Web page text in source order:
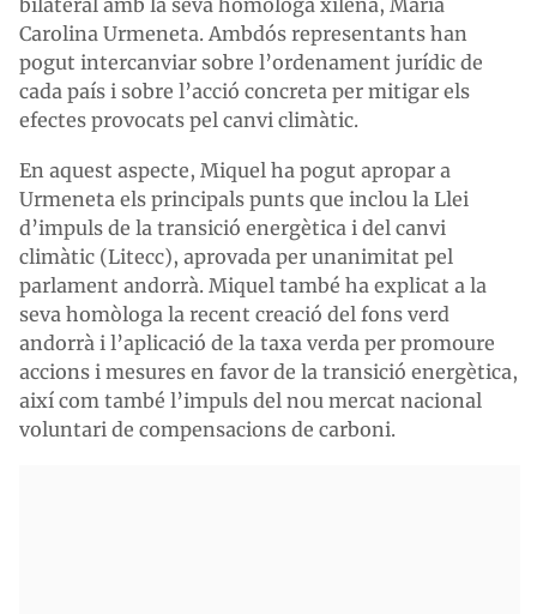
Carolina Urmeneta. Ambdós representants han
pogut intercanviar sobre l’ordenament jurídic de
cada país i sobre l’acció concreta per mitigar els
efectes provocats pel canvi climàtic.
En aquest aspecte, Miquel ha pogut apropar a
Urmeneta els principals punts que inclou la Llei
d’impuls de la transició energètica i del canvi
climàtic (Litecc), aprovada per unanimitat pel
parlament andorrà. Miquel també ha explicat a la
seva homòloga la recent creació del fons verd
andorrà i l’aplicació de la taxa verda per promoure
accions i mesures en favor de la transició energètica,
així com també l’impuls del nou mercat nacional
voluntari de compensacions de carboni.